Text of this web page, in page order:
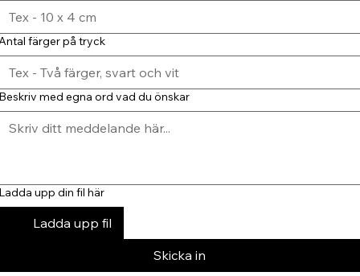
färger på tryck
med egna ord vad du önskar
upp din fil här
Ladda upp fil
Skicka in